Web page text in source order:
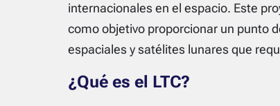
internacionales en el espacio. Este
como objetivo proporcionar un punto
espaciales y satélites lunares que
¿Qué es el LTC?